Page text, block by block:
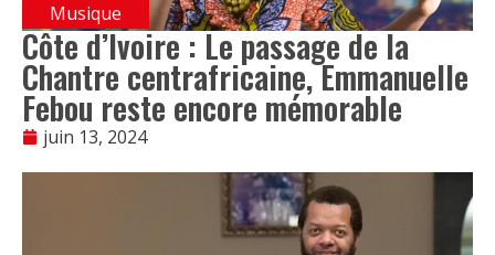
Musique
Côte d’Ivoire : Le passage de la
Chantre centrafricaine, Emmanuelle
Febou reste encore mémorable
juin 13, 2024